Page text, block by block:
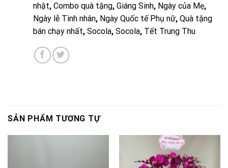
nhật, Combo quà tặng, Giáng Sinh, Ngày của Mẹ,
Ngày lễ Tình nhân, Ngày Quốc tế Phụ nữ, Quà tặng
bán chạy nhất, Socola, Socola, Tết Trung Thu
SẢN PHẨM TƯƠNG TỰ